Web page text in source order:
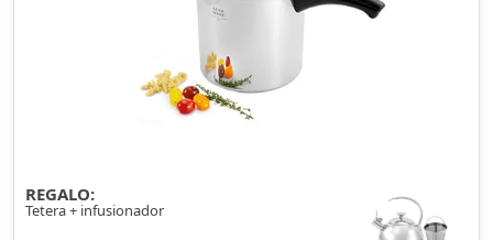
REGALO:
Tetera + infusionador